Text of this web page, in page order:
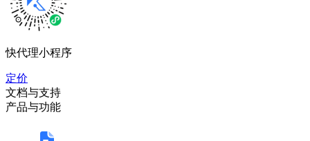
快代理小程序
定价
文档与支持
产品与功能